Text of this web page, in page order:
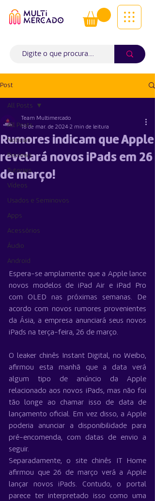
Tudo num só lugar! | Entregas ao
domicílio
Post
All Posts
Notícias
Reviews
Tutoriais
Vídeos
Usados e Seminovos
Apps
Acessórios
Áudio
Android
All Posts
Rumores indicam que Apple
revelará novos iPads em 26
de março!
Team Multimercado
18 de mar. de 2024 2 min de leitura
Espera-se amplamente que a Apple lance
novos modelos de iPad Air e iPad Pro
com OLED nas próximas semanas. De
acordo com novos rumores provenientes
da Ásia, a empresa anunciará seus novos
iPads na terça-feira, 26 de março.
O leaker chinês Instant Digital, no Weibo,
afirmou esta manhã que a data verá
algum tipo de anúncio da Apple
relacionado aos novos iPads, mas não foi
tão longe ao chamar isso de data de
lançamento oficial. Em vez disso, a Apple
poderia anunciar a disponibilidade para
pré-encomenda, com datas de envio a
seguir.
Separadamente, o site chinês IT Home
afirmou que 26 de março verá a Apple
lançar novos iPads. Contudo, o portal
parece ter interpretado isso como uma